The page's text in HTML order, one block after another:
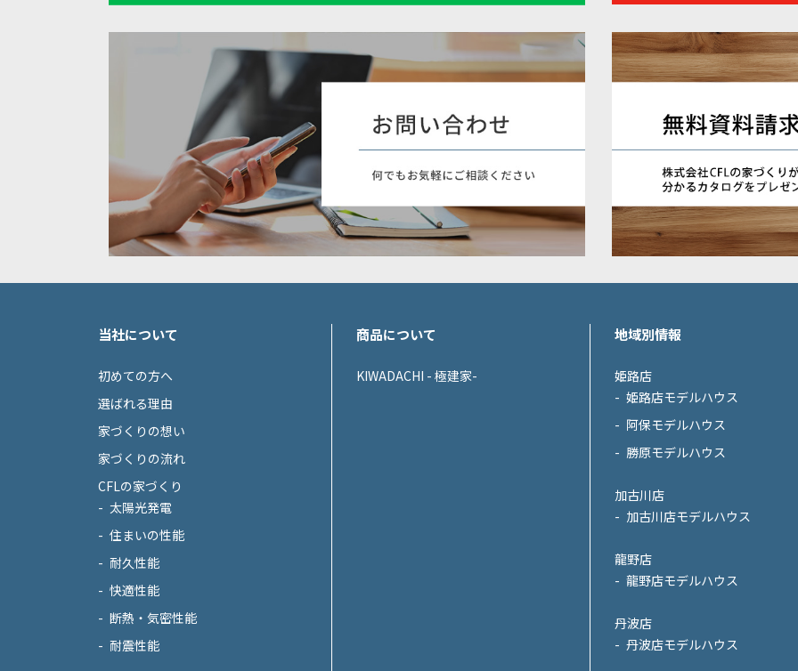
当社について
初めての方へ
選ばれる理由
家づくりの想い
家づくりの流れ
CFLの家づくり
太陽光発電
住まいの性能
耐久性能
快適性能
断熱・気密性能
耐震性能
商品について
KIWADACHI - 極建家-
地域別情報
姫路店
姫路店モデルハウス
阿保モデルハウス
勝原モデルハウス
加古川店
加古川店モデルハウス
龍野店
龍野店モデルハウス
丹波店
丹波店モデルハウス